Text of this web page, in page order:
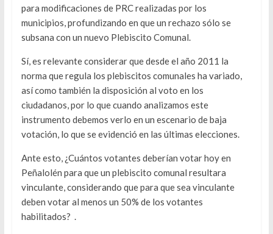
para modificaciones de PRC realizadas por los
municipios, profundizando en que un rechazo sólo se
subsana con un nuevo Plebiscito Comunal.
Sí, es relevante considerar que desde el año 2011 la
norma que regula los plebiscitos comunales ha variado,
así como también la disposición al voto en los
ciudadanos, por lo que cuando analizamos este
instrumento debemos verlo en un escenario de baja
votación, lo que se evidenció en las últimas elecciones.
Ante esto, ¿Cuántos votantes deberían votar hoy en
Peñalolén para que un plebiscito comunal resultara
vinculante, considerando que para que sea vinculante
deben votar al menos un 50% de los votantes
habilitados? .